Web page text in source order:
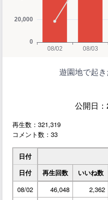
遊園地で起
公開日
再生数：321,319
コメント数：33
日付
日付
再生回数 いいね数
08/02
46,048 2,362